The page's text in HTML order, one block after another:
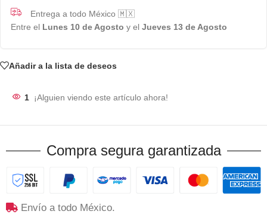
Entrega a todo México 🇲🇽
Entre el Lunes 10 de Agosto y el Jueves 13 de Agosto
Añadir a la lista de deseos
1 ¡Alguien viendo este artículo ahora!
Compra segura garantizada
Envío a todo México.